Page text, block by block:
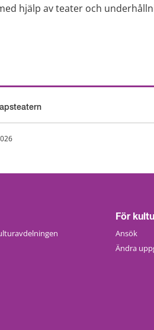
hjälp av teater och
För
Ansök
Ändra